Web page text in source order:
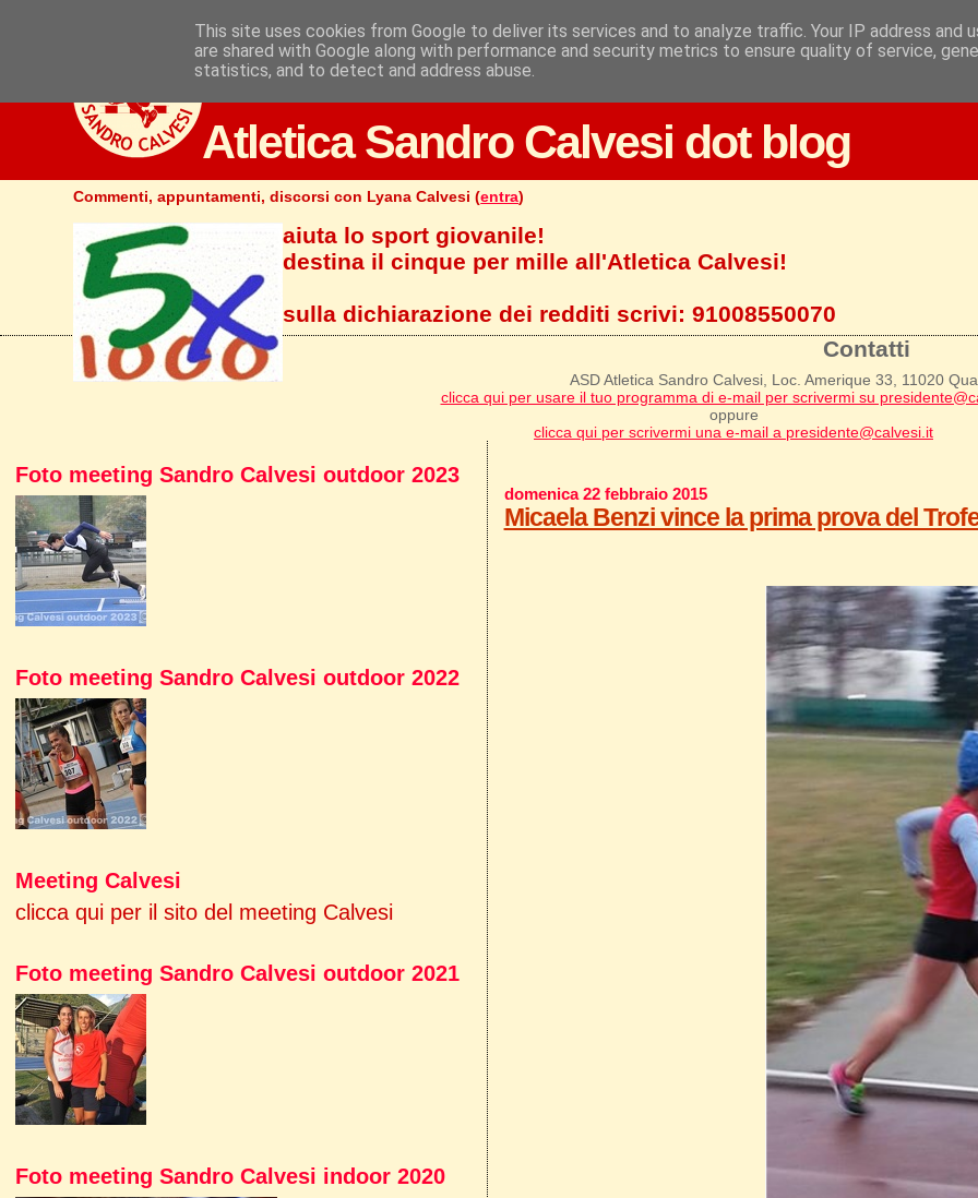
Atletica Sandro Calvesi dot blog
Commenti, appuntamenti, discorsi con Lyana Calvesi (entra)
aiuta lo sport giovanile!
destina il cinque per mille all'Atletica Calvesi!
sulla dichiarazione dei redditi scrivi:91008550070
Contatti
ASD Atletica Sandro Calvesi, Loc. Amerique 33, 11020
clicca qui per usare il tuo programma di e-mail per scrivermi su
oppure
clicca qui per scrivermi una e-mail a presidente@calvesi.it
domenica 22 febbraio 2015
Micaela Benzi vince la prima prova del
Foto meeting Sandro Calvesi outdoor 2023
Foto meeting Sandro Calvesi outdoor 2022
Meeting Calvesi
clicca qui per il sito del meeting Calvesi
Foto meeting Sandro Calvesi outdoor 2021
Foto meeting Sandro Calvesi indoor 2020
This site uses cookies from Google to deliver its services and to analyze traffic. Your IP address and
are shared with Google along with performance and security metrics to ensure quality of service,
statistics, and to detect and address abuse.